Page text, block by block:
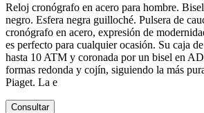
Reloj cronógrafo en acero para hombre.
negro. Esfera negra guilloché. Pulsera de
cronógrafo en acero, expresión de
es perfecto para cualquier ocasión. Su caja
hasta 10 ATM y coronada por un bisel en
formas redonda y cojín, siguiendo la más
Piaget. La e
Consultar